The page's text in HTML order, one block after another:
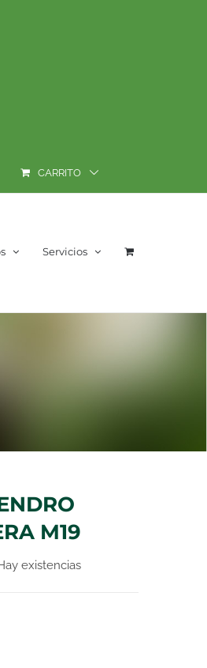
CARRITO
Servicios
M19
existencias